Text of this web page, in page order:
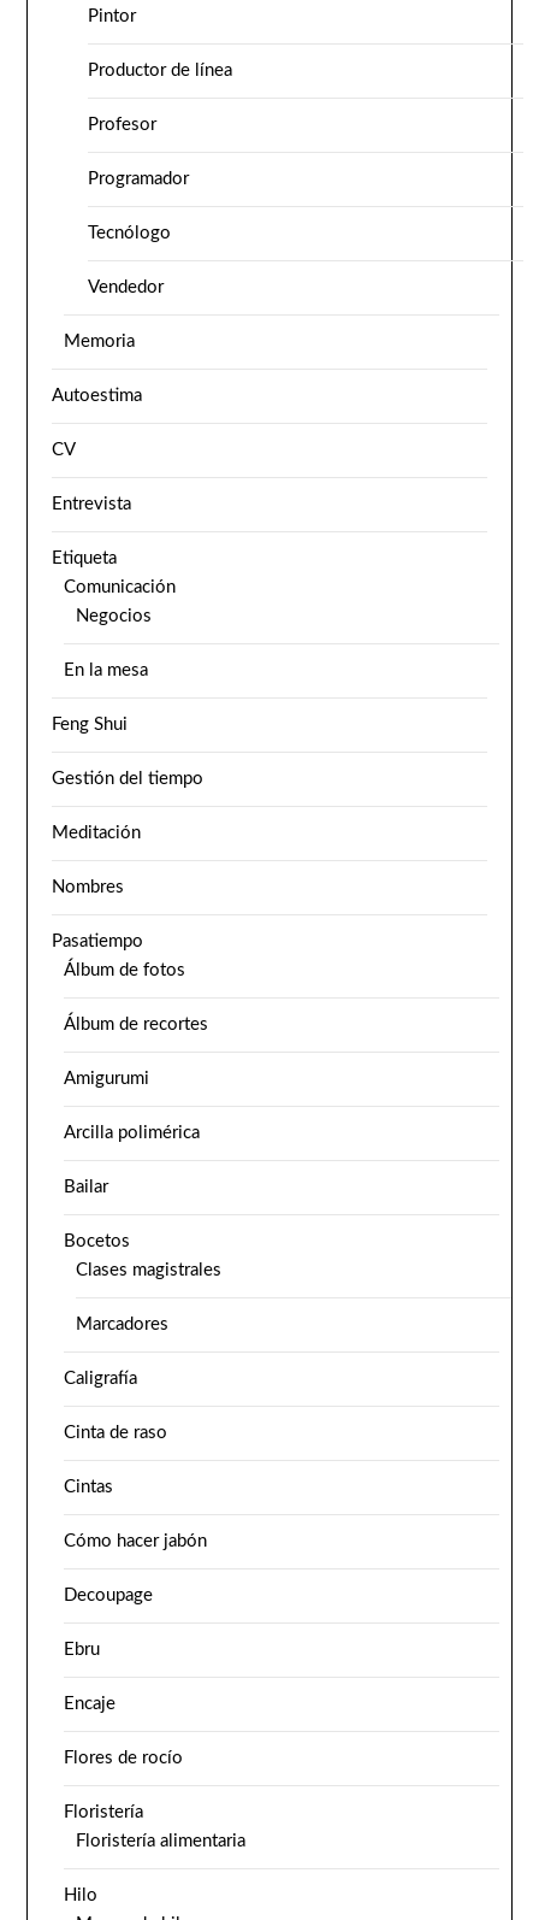
Pintor
Productor de línea
Profesor
Programador
Tecnólogo
Vendedor
Memoria
Autoestima
CV
Entrevista
Etiqueta
Comunicación
Negocios
En la mesa
Feng Shui
Gestión del tiempo
Meditación
Nombres
Pasatiempo
Álbum de fotos
Álbum de recortes
Amigurumi
Arcilla polimérica
Bailar
Bocetos
Clases magistrales
Marcadores
Caligrafía
Cinta de raso
Cintas
Cómo hacer jabón
Decoupage
Ebru
Encaje
Flores de rocío
Floristería
Floristería alimentaria
Hilo